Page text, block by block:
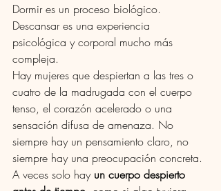
Dormir es un proceso biológico.
Descansar es una experiencia
psicológica y corporal mucho más
compleja.
Hay mujeres que despiertan a las tres o
cuatro de la madrugada con el cuerpo
tenso, el corazón acelerado o una
sensación difusa de amenaza. No
siempre hay un pensamiento claro, no
siempre hay una preocupación concreta.
A veces solo hay un cuerpo despierto